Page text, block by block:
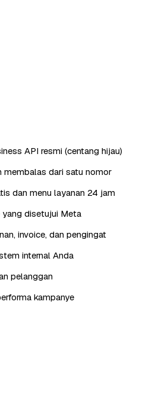
API resmi (centang hijau)
dari satu nomor
dan menu layanan 24 jam
disetujui Meta
invoice, dan pengingat
internal Anda
pelanggan
kampanye